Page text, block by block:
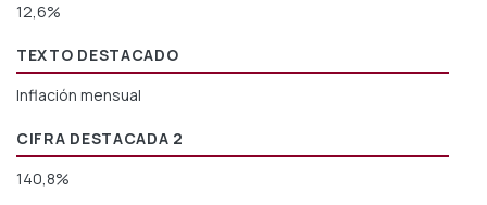
12,6%
TEXTO DESTACADO
Inflación mensual
CIFRA DESTACADA 2
140,8%